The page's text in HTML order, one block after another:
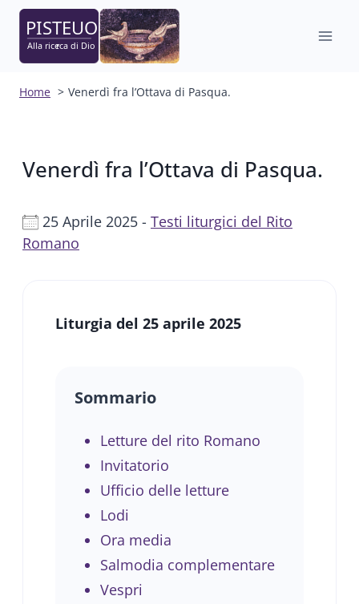
Salta
contenuto
Home Venerdì fra l’Ottava di Pasqua.
Venerdì fra l’Ottava di Pasqua.
25 Aprile 2025 - Testi liturgici del Rito
Romano
Liturgia del 25 aprile 2025
Sommario
Letture del rito Romano
Invitatorio
Ufficio delle letture
Lodi
Ora media
Salmodia complementare
Vespri